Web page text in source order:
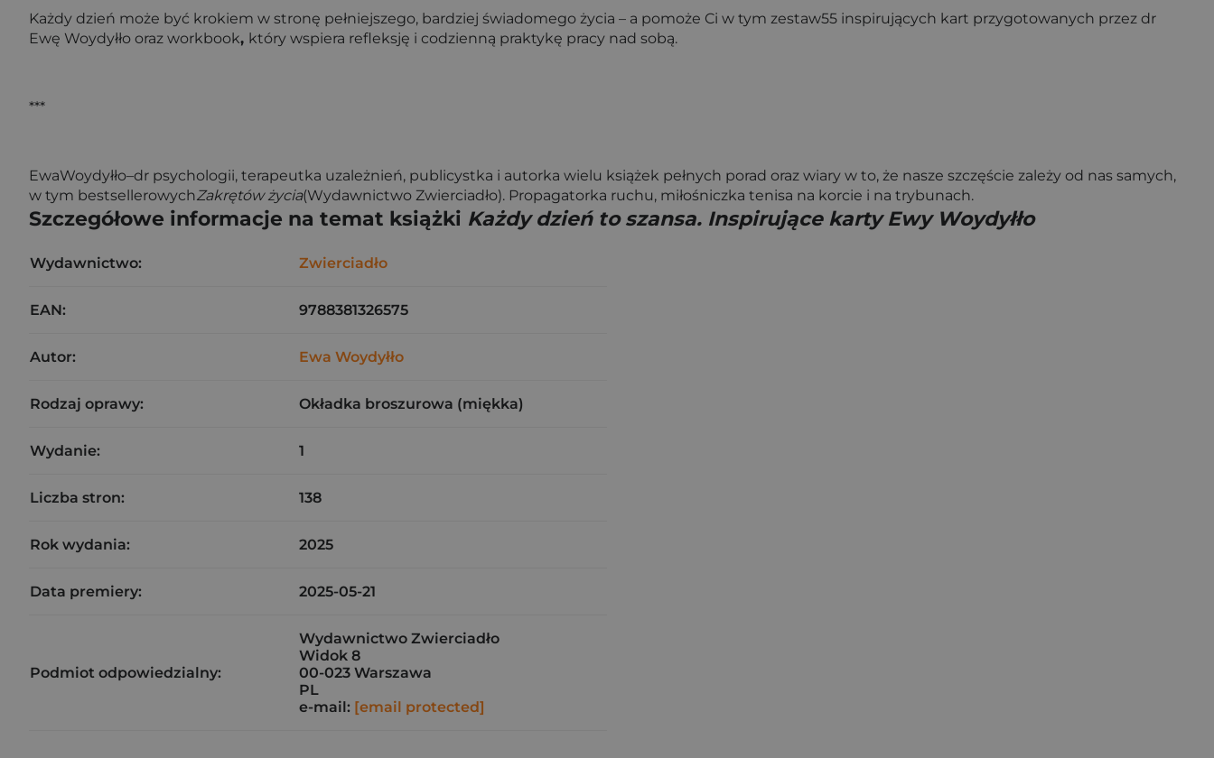
Każdy dzień może być krokiem w stronę pełniejszego, bardziej świadomego życia – a pomoże Ci w tym zestaw55 inspirujących kart przygotowanych przez dr
Ewę Woydyłło oraz workbook, który wspiera refleksję i codzienną praktykę pracy nad sobą.
***
EwaWoydyłło–dr psychologii, terapeutka uzależnień, publicystka i autorka wielu książek pełnych porad oraz wiary w to, że nasze szczęście zależy od nas samych,
w tym bestsellerowychZakrętów życia(Wydawnictwo Zwierciadło). Propagatorka ruchu, miłośniczka tenisa na korcie i na trybunach.
Szczegółowe informacje na temat książki Każdy dzień to szansa. Inspirujące karty Ewy Woydyłło
Wydawnictwo: Zwierciadło
EAN: 9788381326575
Autor: Ewa Woydyłło
Rodzaj oprawy: Okładka broszurowa (miękka)
Wydanie: 1
Liczba stron: 138
Rok wydania: 2025
Data premiery: 2025-05-21
Podmiot odpowiedzialny:
Wydawnictwo Zwierciadło
Widok 8
00-023 Warszawa
PL
e-mail: [email protected]